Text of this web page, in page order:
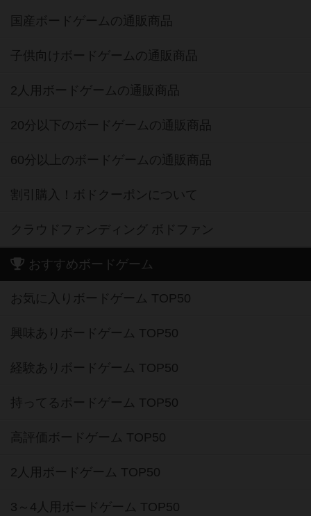
国産ボードゲームの通販商品
子供向けボードゲームの通販商品
2人用ボードゲームの通販商品
20分以下のボードゲームの通販商品
60分以上のボードゲームの通販商品
割引購入！ボドクーポンについて
クラウドファンディング ボドファン
おすすめボードゲーム
お気に入りボードゲーム TOP50
興味ありボードゲーム TOP50
経験ありボードゲーム TOP50
持ってるボードゲーム TOP50
高評価ボードゲーム TOP50
2人用ボードゲーム TOP50
3～4人用ボードゲーム TOP50